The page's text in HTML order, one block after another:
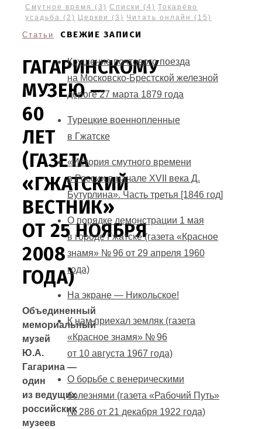
Смутное время
(3) Списки (4) Токарёво
усадьба (2) Церкви (3) Читать онлайн (15)
Статьи
ГАГАРИНСКОМУ
МУЗЕЮ —
60
ЛЕТ
(ГАЗЕТА
«ГЖАТСКИЙ
ВЕСТНИК»
ОТ 25 НОЯБРЯ
2008
ГОДА)
Объединенный
мемориальный
музей
Ю.А.
Гагарина —
один
из ведущих
российских
музеев
СВЕЖИЕ ЗАПИСИ
Крушение почтового поезда
на Московско-Брестской железной
дороге 27 марта 1879 года
Турецкие военнопленные
в Гжатске
«История смутного времени
в России в начале XVII века Д.
Бутурлина». Часть третья [1846 год]
О порядке демонстрации 1 мая
в городе Гжатске (газета «Красное
знамя» № 96 от 29 апреля 1960
года)
На экране — Никольское!
К нам приехал земляк (газета
«Красное знамя» № 96
от 10 августа 1967 года)
О борьбе с венерическими
болезнями (газета «Рабочий Путь»
№ 286 от 21 декабря 1922 года)